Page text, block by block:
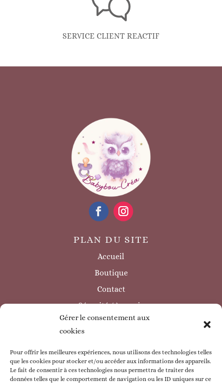
Gérer le consentement aux
cookies
Pour offrir les meilleures expériences, nous utilisons des technologies telles
que les cookies pour stocker et/ou accéder aux informations des appareils.
Le fait de consentir à ces technologies nous permettra de traiter des
données telles que le comportement de navigation ou les ID uniques sur ce
SERVICE CLIENT REACTIF
PLAN DU SITE
Accueil
Boutique
Contact
Sécurité / à savoir
INFORMATIONS LÉGALES
Politique de confidentialité
Politique de cookie